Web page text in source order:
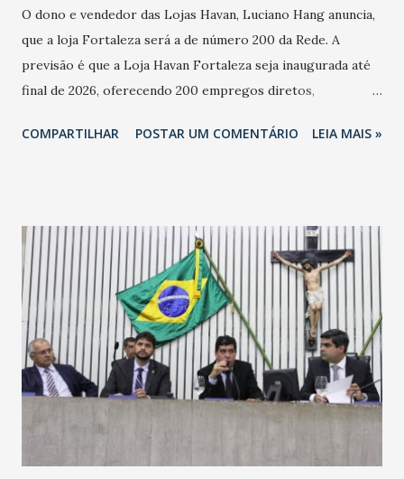
O dono e vendedor das Lojas Havan, Luciano Hang anuncia,
que a loja Fortaleza será a de número 200 da Rede. A
previsão é que a Loja Havan Fortaleza seja inaugurada até
final de 2026, oferecendo 200 empregos diretos,
Havan Fortaleza ainda não foi anunciada oficialmente, mas
COMPARTILHAR POSTAR UM COMENTÁRIO LEIA MAIS »